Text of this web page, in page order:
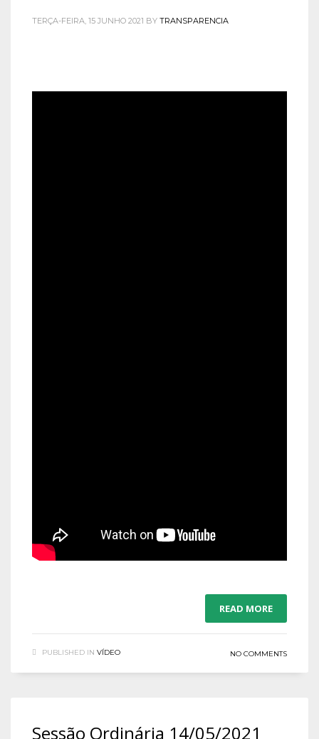
TERÇA-FEIRA, 15 JUNHO 2021 BY TRANSPARENCIA
READ MORE
PUBLISHED IN VÍDEO NO COMMENTS
Sessão Ordinária 14/05/2021